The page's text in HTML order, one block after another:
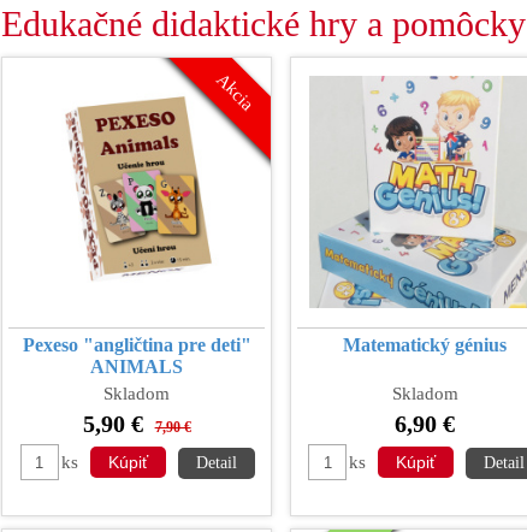
Edukačné didaktické hry a pomôcky
Akcia
Pexeso "angličtina pre deti"
ANIMALS
Skladom
5,90 € 7,90 €
ks Detail
Matematický génius
Skladom
6,90 €
ks Detail